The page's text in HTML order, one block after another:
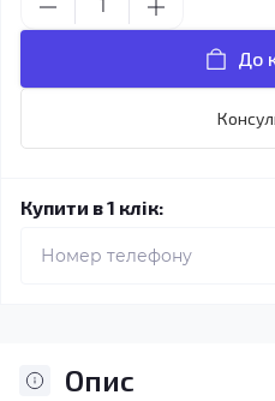
До
Купити в 1 клік:
Опис